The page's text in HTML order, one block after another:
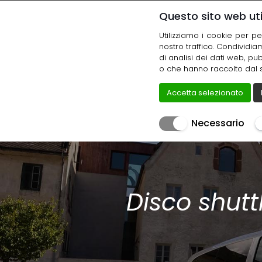
Disco
Questo sito web
Utilizziamo i cookie per
nostro traffico.
di analisi dei dati web,
o che hanno raccolto dal
Accetta selezionato
Necessario